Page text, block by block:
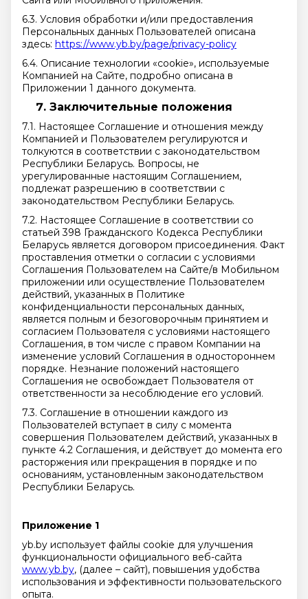
6.3. Условия обработки и/или предоставления
Персональных данных Пользователей описана
здесь: https://www.yb.by/page/privacy-policy
6.4. Описание технологии «cookie», используемые
Компанией на Сайте, подробно описана в
Приложении 1 данного документа.
Заключительные положения
7.1. Настоящее Соглашение и отношения между
Компанией и Пользователем регулируются и
толкуются в соответствии с законодательством
Республики Беларусь. Вопросы, не
урегулированные настоящим Соглашением,
подлежат разрешению в соответствии с
законодательством Республики Беларусь.
7.2. Настоящее Соглашение в соответствии со
статьей 398 Гражданского Кодекса Республики
Беларусь является договором присоединения. Факт
проставления отметки о согласии с условиями
Соглашения Пользователем на Сайте/в Мобильном
приложении или осуществление Пользователем
действий, указанных в Политике
конфиденциальности персональных данных,
является полным и безоговорочным принятием и
согласием Пользователя с условиями настоящего
Соглашения, в том числе с правом Компании на
изменение условий Соглашения в одностороннем
порядке. Незнание положений настоящего
Соглашения не освобождает Пользователя от
ответственности за несоблюдение его условий.
7.3. Соглашение в отношении каждого из
Пользователей вступает в силу с момента
совершения Пользователем действий, указанных в
пункте 4.2 Соглашения, и действует до момента его
расторжения или прекращения в порядке и по
основаниям, установленным законодательством
Республики Беларусь.
Приложение 1
yb.by использует файлы cookie для улучшения
функциональности официального веб-сайта
www.yb.by, (далее – сайт), повышения удобства
использования и эффективности пользовательского
опыта.